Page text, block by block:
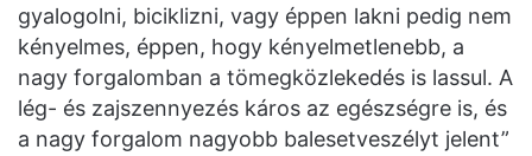
gyalogolni, biciklizni, vagy éppen lakni pedig nem
kényelmes, éppen, hogy kényelmetlenebb, a
nagy forgalomban a tömegközlekedés is lassul. A
lég- és zajszennyezés káros az egészségre is, és
a nagy forgalom nagyobb balesetveszélyt jelent”